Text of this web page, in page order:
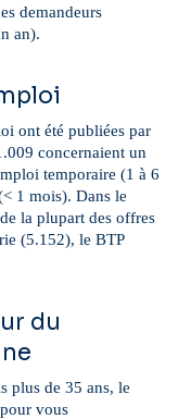
demandeurs
an).
ont été publiées par
concernaient un
temporaire (1 à 6
1 mois). Dans le
la plupart des offres
(5.152), le BTP
du
plus de 35 ans, le
vous